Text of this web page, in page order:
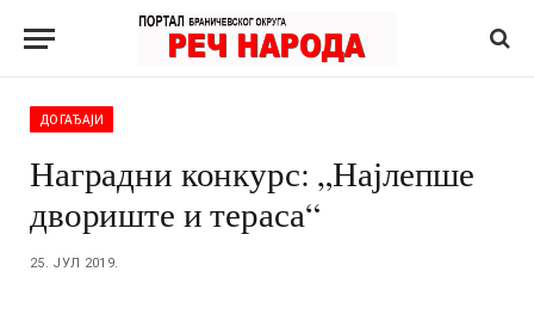
ДОГАЂАЈИ
Наградни конкурс: „Најлепше
двориште и тераса“
25. ЈУЛ 2019.